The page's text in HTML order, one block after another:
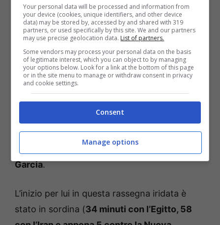
ottantanove minuti in campo, ha messo i
mostra tutti i pezzi del suo repertorio: qualità
e quantità al servizio della squadra,
confermate dainumeri. Due passaggi chiave,
una grande occasione creata e 0.62 di assist
attesi con l’82% di precisioni passaggi in 59
palloni toccati, in aggiunta a 7 contrasti vinti,
2 respinte difensive e 5 palle recuperate
statistiche che spiegano solo in parte la
nello scacchiere di Rudi
Garcia.
L’inizio per lui in questa rassegna iridata è
stato in sordina (34 minuti con l’Egitto, 58
Your personal data will be processed and information from
your device (cookies, unique identifiers, and other device
data) may be stored by, accessed by and shared with 319
partners, or used specifically by this site. We and our partners
may use precise geolocation data. List of partners.
Some vendors may process your personal data on the basis
of legitimate interest, which you can object to by managing
your options below. Look for a link at the bottom of this page
or in the site menu to manage or withdraw consent in privacy
and cookie settings.
Consent
Manage options